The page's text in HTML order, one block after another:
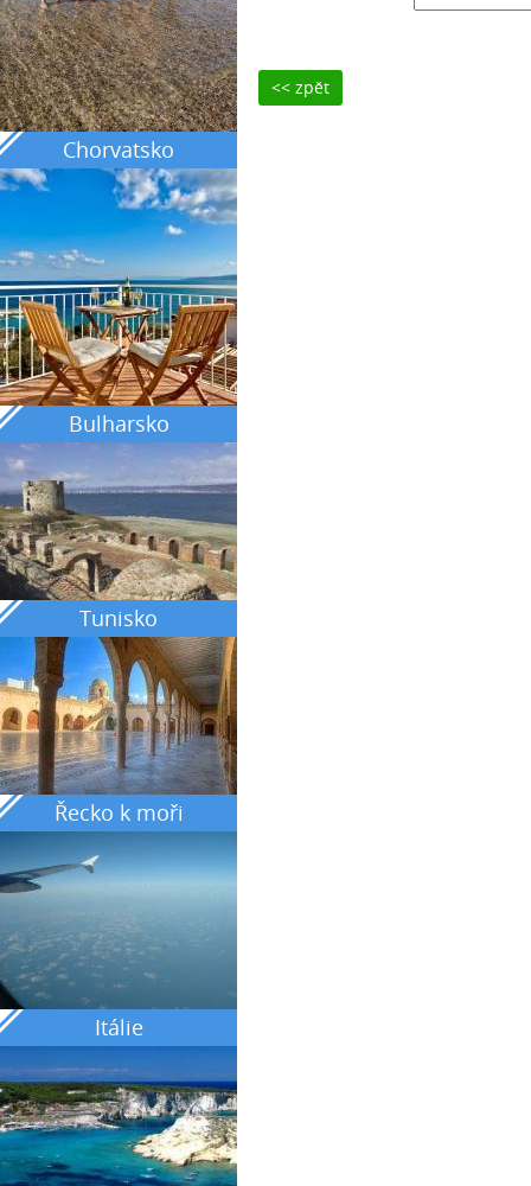
Chorvatsko
Bulharsko
Tunisko
Řecko k moři
Itálie
<< zpět